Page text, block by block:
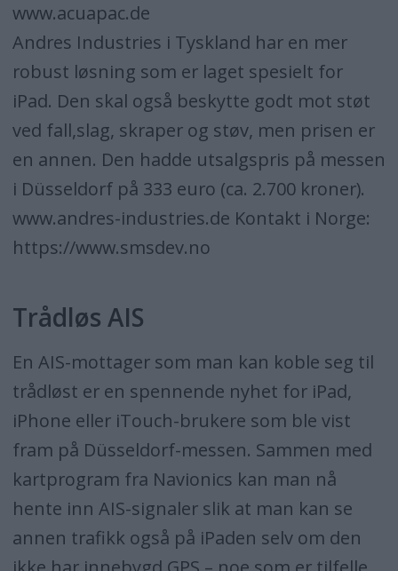
www.acuapac.de
Andres Industries i Tyskland har en mer
robust løsning som er laget spesielt for
iPad. Den skal også beskytte godt mot støt
ved fall,slag, skraper og støv, men prisen er
en annen. Den hadde utsalgspris på messen
i Düsseldorf på 333 euro (ca. 2.700 kroner).
www.andres-industries.de Kontakt i Norge:
https://www.smsdev.no
Trådløs AIS
En AIS-mottager som man kan koble seg til
trådløst er en spennende nyhet for iPad,
iPhone eller iTouch-brukere som ble vist
fram på Düsseldorf-messen. Sammen med
kartprogram fra Navionics kan man nå
hente inn AIS-signaler slik at man kan se
annen trafikk også på iPaden selv om den